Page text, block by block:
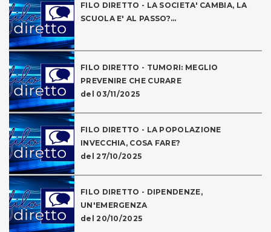
FILO DIRETTO - LA SOCIETA' CAMBIA, LA
SCUOLA E' AL PASSO?...
FILO DIRETTO - TUMORI: MEGLIO
PREVENIRE CHE CURARE
del 03/11/2025
FILO DIRETTO - LA POPOLAZIONE
INVECCHIA, COSA FARE?
del 27/10/2025
FILO DIRETTO - DIPENDENZE,
UN'EMERGENZA
del 20/10/2025